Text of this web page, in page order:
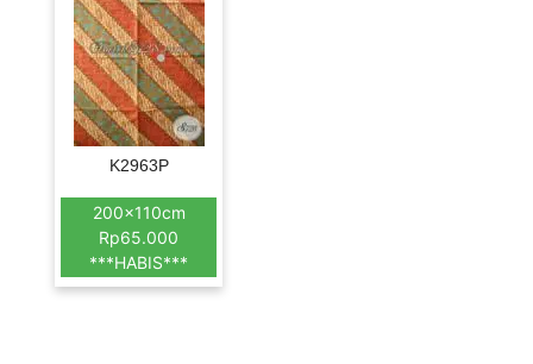
K2963P
200x110cm
Rp65.000
***HABIS***